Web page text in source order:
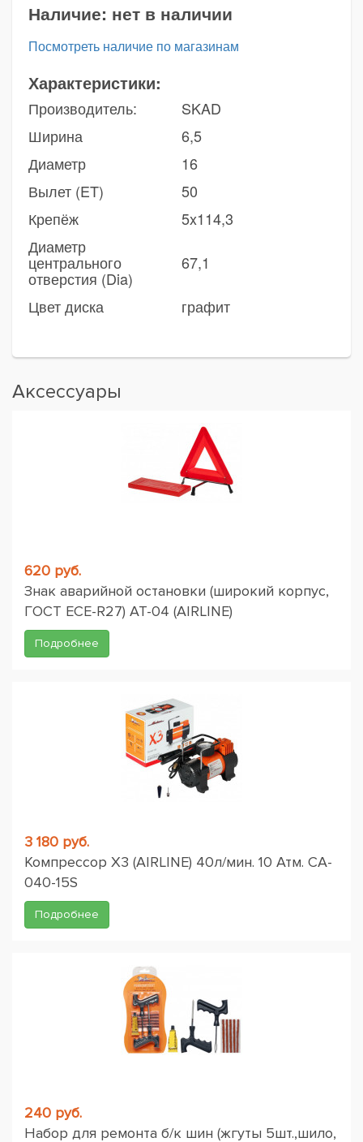
Наличие: нет в наличии
Посмотреть наличие по магазинам
Характеристики:
Производитель:
SKAD
Ширина
6,5
Диаметр
16
Вылет (ET)
50
Крепёж
5x114,3
Диаметр
центрального
отверстия (Dia)
67,1
Цвет диска графит
Аксессуары
620 руб.
Знак аварийной остановки (широкий корпус,
ГОСТ ЕСЕ-R27) AT-04 (AIRLINE)
Подробнее
3 180 руб.
Компрессор X3 (AIRLINE) 40л/мин. 10 Атм. CA-
040-15S
Подробнее
240 руб.
Набор для ремонта б/к шин (жгуты 5шт.,шило,